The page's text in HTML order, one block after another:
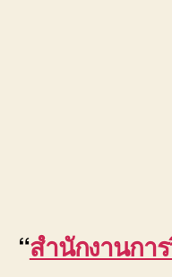
“สำนักงานกา